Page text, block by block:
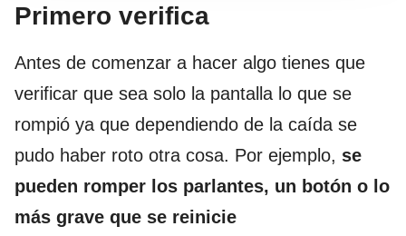
Primero verifica
Antes de comenzar a hacer algo tienes que
verificar que sea solo la pantalla lo que se
rompió ya que dependiendo de la caída se
pudo haber roto otra cosa. Por ejemplo, se
pueden romper los parlantes, un botón o lo
más grave que se reinicie